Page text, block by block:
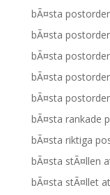
bÃ¤sta
bÃ¤sta
bÃ¤sta
bÃ¤sta
bÃ¤sta
bÃ¤sta rankade
bÃ¤sta riktiga
bÃ¤sta stÃ¤llen
bÃ¤sta stÃ¤llet